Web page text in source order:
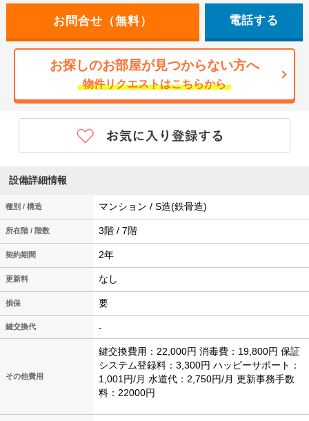
電話する
お探しのお部屋が見つからない方へ
物件リクエストはこちらから
設備詳細情報
種別 / 構造 マンション / S造(鉄骨造)
所在階 / 階数 3階 / 7階
契約期間 2年
更新料 なし
損保 要
鍵交換代 -
その他費用
鍵交換費用：22,000円 消毒費：19,800円 保証
システム登録料：3,300円 ハッピーサポート：
1,001円/月 水道代：2,750円/月 更新事務手数
料：22000円